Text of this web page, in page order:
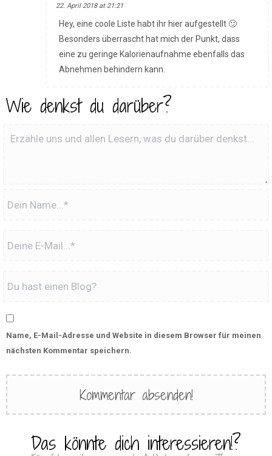
22. April 2018 at 21:21
Hey, eine coole Liste habt ihr hier aufgestellt 🙂
Besonders überrascht hat mich der Punkt, dass
eine zu geringe Kalorienaufnahme ebenfalls das
Abnehmen behindern kann.
Wie denkst du darüber?
Name, E-Mail-Adresse und Website in diesem Browser für meinen
nächsten Kommentar speichern.
Das könnte dich interessieren!?